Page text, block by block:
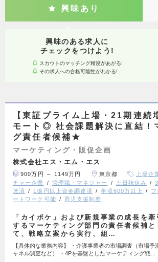
興味あり
興味のある求人に
チェックをつけよう!
スカウトのマッチング精度があがる!
その求人への合格可能性がわかる!
【東証プライム上場・21期連続
モート◎ 社会課題解決に直結！
グ責任者候補★
マーケティング・販促企画
株式会社エス・エム・エス
900万円 ～ 1149万円 東京都 上場企
チャー企業
管理職・マネジャー 土日祝休み
達済
1億円以上資金調達済 年収600万以上
ートワーク可能
育児支援制度
「カイポケ」および新規事業の成長を牽
するマーケティング部門の責任者候補と
て、戦略立案から実行、組…
【具体的な業務内容】 ・介護事業者の市場調査（市場予
ャネル調査など） ・4Pを基盤としたマーケティング戦…